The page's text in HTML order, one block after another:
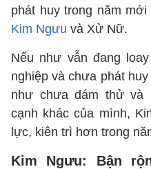
phát huy trong năm
Kim Ngưu và Xử Nữ.
Nếu như vẫn đang
nghiệp và chưa phát
như chưa dám thử và
cạnh khác của mình,
lực, kiên trì hơn trong
Kim Ngưu: Bận